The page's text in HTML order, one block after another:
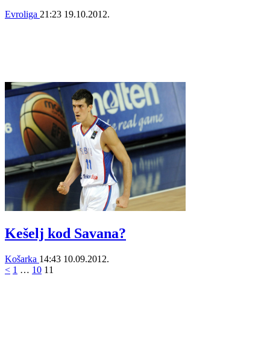
Evroliga 21:23 19.10.2012.
Kešelj kod Savana?
Košarka 14:43 10.09.2012.
< 1 … 10 11